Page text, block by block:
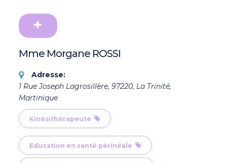
Mme Morgane ROSSI
Adresse:
1 Rue Joseph Lagrosillère, 97220, La Trinité,
Martinique
Kinésithérapeute
Education en santé périnéale